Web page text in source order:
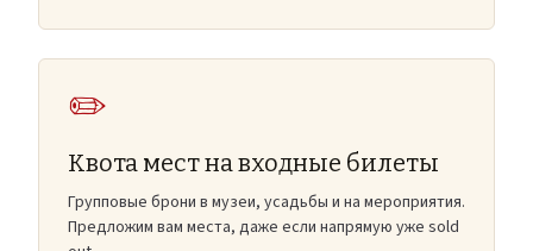
✏️
Квота мест на входные билеты
Групповые брони в музеи, усадьбы и на мероприятия.
Предложим вам места, даже если напрямую уже sold